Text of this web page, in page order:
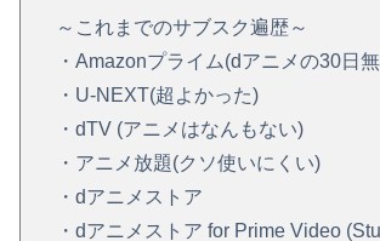
～これまでのサブスク遍歴～
・Amazonプライム(dアニメの30日
・U-NEXT(超よかった)
・dTV (アニメはなんもない)
・アニメ放題(クソ使いにくい)
・dアニメストア
・dアニメストア for Prime Video